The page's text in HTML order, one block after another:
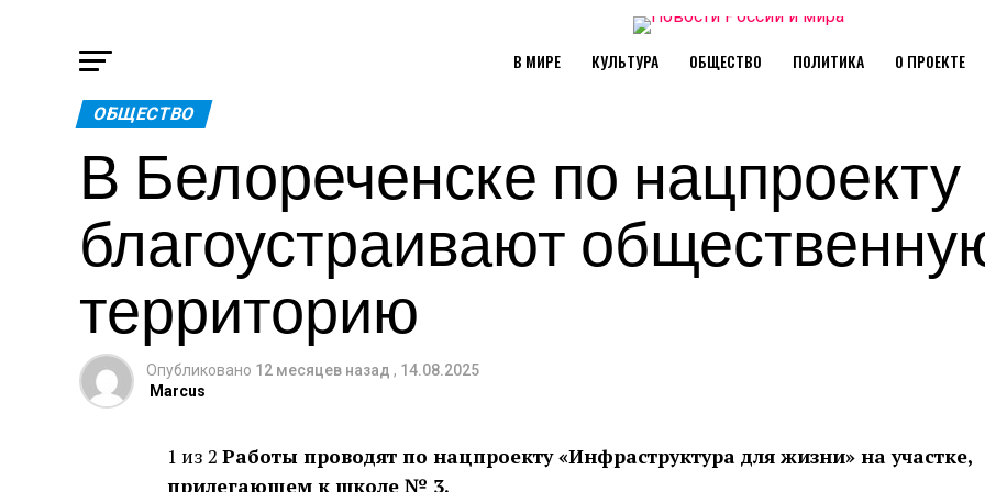
В МИРЕ КУЛЬТУРА ОБЩЕСТВО ПОЛИТИКА О ПРОЕКТЕ
ОБЩЕСТВО
В Белореченске по нацпроекту
благоустраивают
территорию
Опубликовано 12 месяцев назад , 14.08.2025
Marcus
1 из 2 Работы проводят по нацпроекту «Инфраструктура для жизни» на участке,
прилегающем к школе № 3.